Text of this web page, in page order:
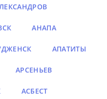
АНАПА
АПАТИТЫ
АРСЕНЬЕВ
АСБЕСТ